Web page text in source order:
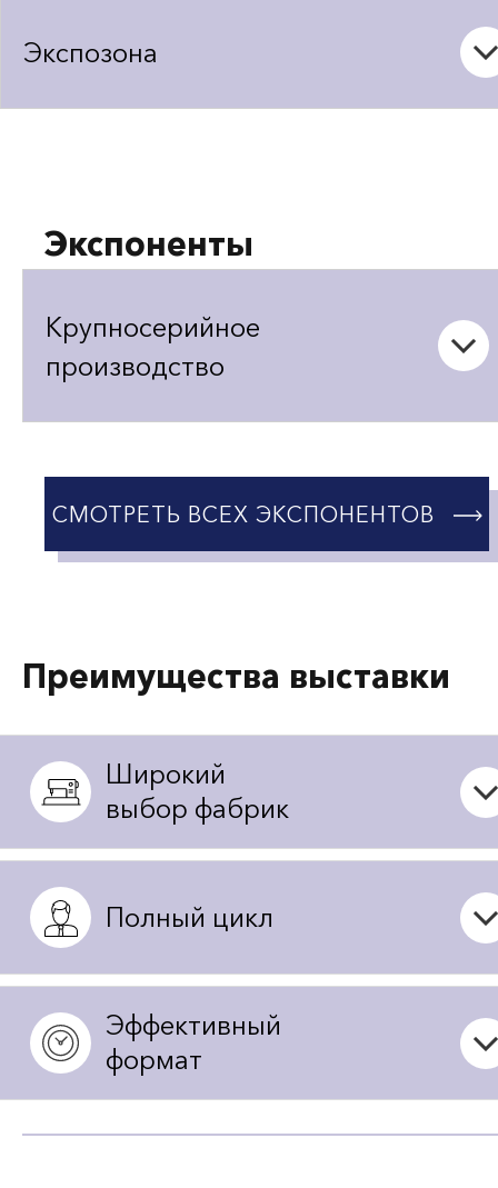
Экспозона
Экспоненты
Крупносерийное
производство
СМОТРЕТЬ ВСЕХ ЭКСПОНЕНТОВ
Преимущества выставки
Широкий
выбор фабрик
Полный цикл
Эффективный
формат